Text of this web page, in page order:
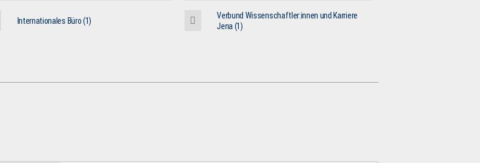
Internationales Büro (1)
Verbund Wissenschaftler:innen und Karriere
Jena (1)